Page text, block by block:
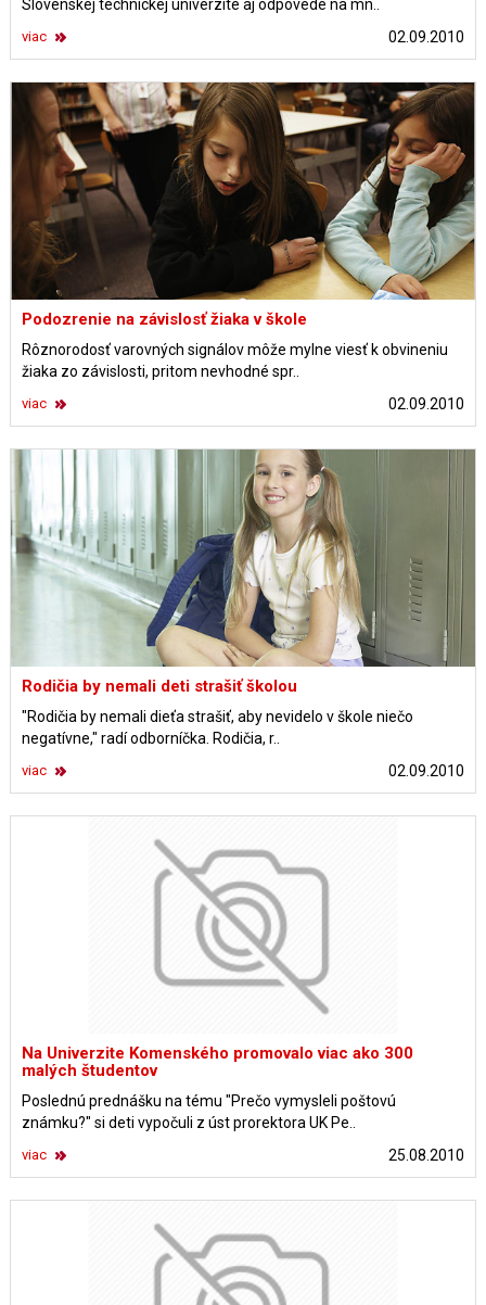
Slovenskej technickej univerzite aj odpovede na mn..
02.09.2010
viac
Podozrenie na závislosť žiaka v škole
Rôznorodosť varovných signálov môže mylne viesť k obvineniu
žiaka zo závislosti, pritom nevhodné spr..
02.09.2010
viac
Rodičia by nemali deti strašiť školou
"Rodičia by nemali dieťa strašiť, aby nevidelo v škole niečo
negatívne," radí odborníčka. Rodičia, r..
02.09.2010
viac
Na Univerzite Komenského promovalo viac ako 300
malých študentov
Poslednú prednášku na tému "Prečo vymysleli poštovú
známku?" si deti vypočuli z úst prorektora UK Pe..
25.08.2010
viac